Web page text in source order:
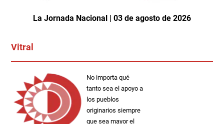
La Jornada Nacional | 03 de agosto de 2026
Vitral
No importa qué
tanto sea el apoyo a
los pueblos
originarios siempre
que sea mayor el